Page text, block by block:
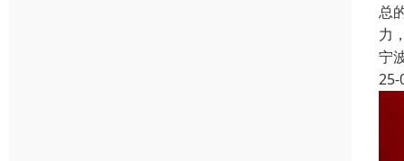
总
力
宁
25-